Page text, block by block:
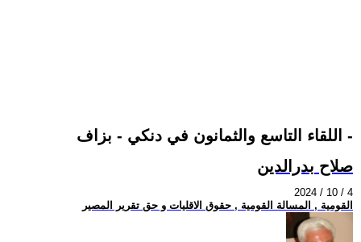
اللقاء التاسع والثمانون في دنكي - بزاف -
صلاح بدرالدين
2024 / 10 / 4
القومية , المسالة القومية , حقوق الاقليات و حق تقرير المصير